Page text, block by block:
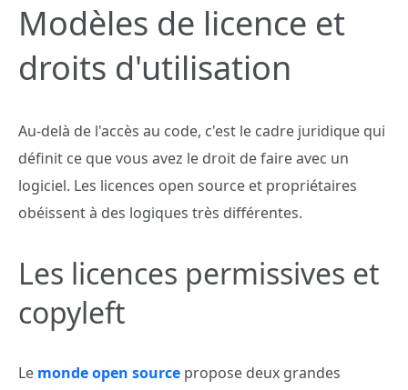
Modèles de licence et
droits d'utilisation
Au-delà de l'accès au code, c'est le cadre juridique qui
définit ce que vous avez le droit de faire avec un
logiciel. Les licences open source et propriétaires
obéissent à des logiques très différentes.
Les licences permissives et
copyleft
Le monde open source propose deux grandes